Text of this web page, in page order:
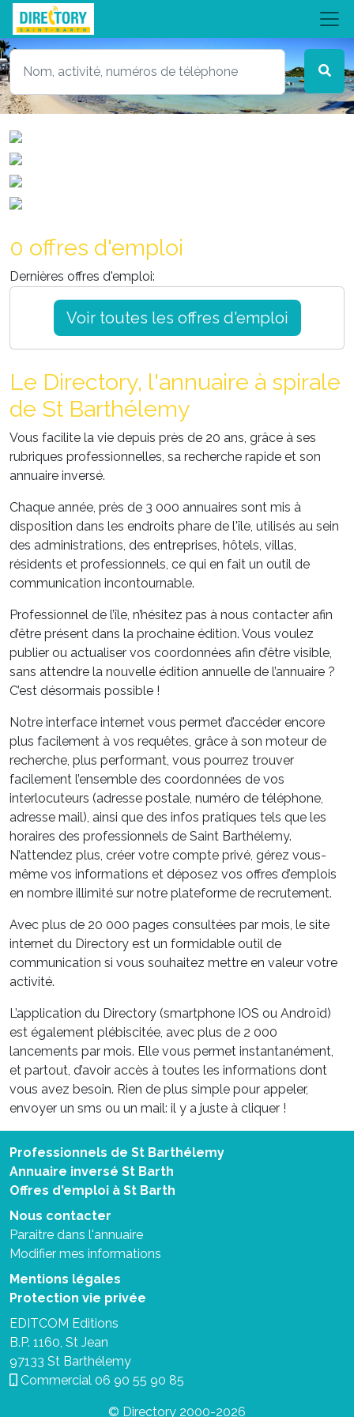
0 offres d'emploi
Dernières offres d'emploi:
Voir toutes les offres d'emploi
Le Directory, l'annuaire à spirale
de St Barthélemy
Vous facilite la vie depuis près de 20 ans, grâce à ses
rubriques professionnelles, sa recherche rapide et son
annuaire inversé.
Chaque année, près de 3 000 annuaires sont mis à
disposition dans les endroits phare de l'île, utilisés au sein
des administrations, des entreprises, hôtels, villas,
résidents et professionnels, ce qui en fait un outil de
communication incontournable.
Professionnel de l’île, n’hésitez pas à nous contacter afin
d’être présent dans la prochaine édition. Vous voulez
publier ou actualiser vos coordonnées afin d’être visible,
sans attendre la nouvelle édition annuelle de l’annuaire ?
C’est désormais possible !
Notre interface internet vous permet d’accéder encore
plus facilement à vos requêtes, grâce à son moteur de
recherche, plus performant, vous pourrez trouver
facilement l’ensemble des coordonnées de vos
interlocuteurs (adresse postale, numéro de téléphone,
adresse mail), ainsi que des infos pratiques tels que les
horaires des professionnels de Saint Barthélemy.
N’attendez plus, créer votre compte privé, gérez vous-
même vos informations et déposez vos offres d’emplois
en nombre illimité sur notre plateforme de recrutement.
Avec plus de 20 000 pages consultées par mois, le site
internet du Directory est un formidable outil de
communication si vous souhaitez mettre en valeur votre
activité.
L’application du Directory (smartphone IOS ou Androïd)
est également plébiscitée, avec plus de 2 000
lancements par mois. Elle vous permet instantanément,
et partout, d’avoir accès à toutes les informations dont
vous avez besoin. Rien de plus simple pour appeler,
envoyer un sms ou un mail: il y a juste à cliquer !
Professionnels de St Barthélemy
Annuaire inversé St Barth
Offres d'emploi à St Barth
Nous contacter
Paraitre dans l'annuaire
Modifier mes informations
Mentions légales
Protection vie privée
EDITCOM Editions
B.P. 1160, St Jean
97133 St Barthélemy
Commercial 06 90 55 90 85
© Directory 2000-2026